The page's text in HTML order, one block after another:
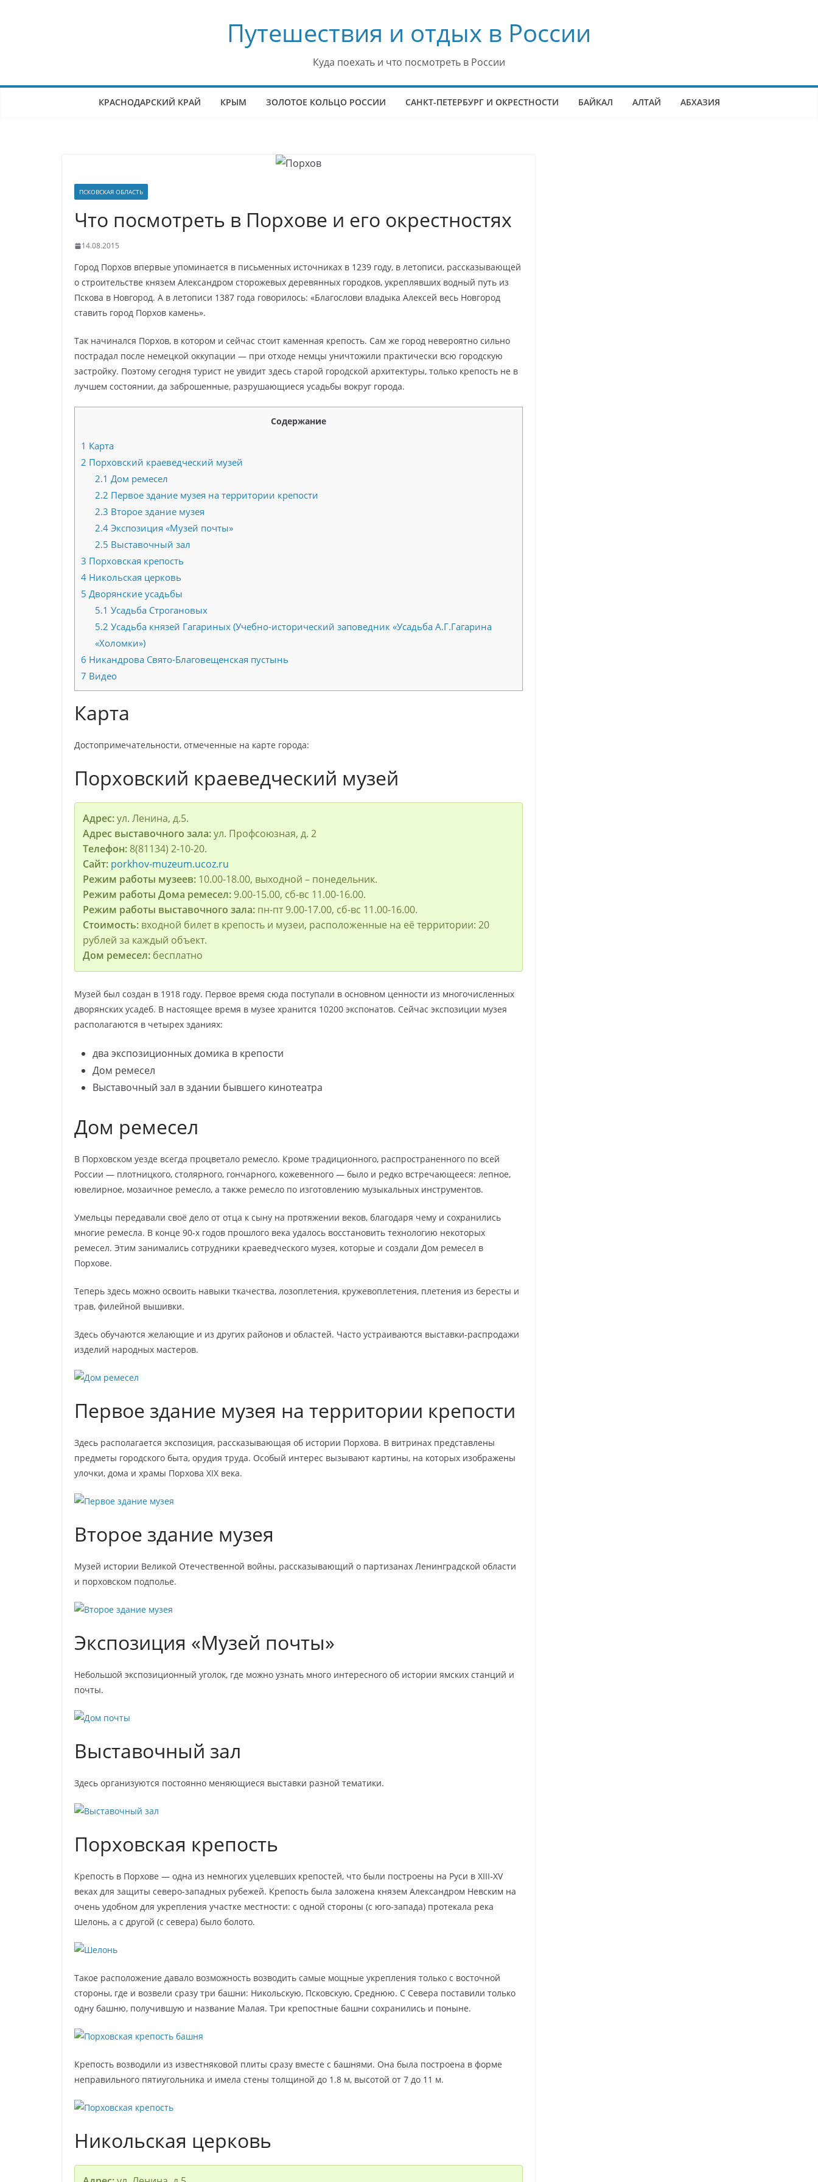
Путешествия и отдых в России
Куда поехать и что посмотреть в России
КРАСНОДАРСКИЙ КРАЙ КРЫМ ЗОЛОТОЕ КОЛЬЦО РОССИИ САНКТ-ПЕТЕРБУРГ И ОКРЕСТНОСТИ БАЙКАЛ АЛТАЙ АБХАЗИЯ
ПСКОВСКАЯ ОБЛАСТЬ
Что посмотреть в Порхове и его окрестностях
14.08.2015
Город Порхов впервые упоминается в письменных источниках в 1239 году, в летописи, рассказывающей
о строительстве князем Александром сторожевых деревянных городков, укреплявших водный путь из
Пскова в Новгород. А в летописи 1387 года говорилось: «Благослови владыка Алексей весь Новгород
ставить город Порхов камень».
Так начинался Порхов, в котором и сейчас стоит каменная крепость. Сам же город невероятно сильно
пострадал после немецкой оккупации — при отходе немцы уничтожили практически всю городскую
застройку. Поэтому сегодня турист не увидит здесь старой городской архитектуры, только крепость не в
лучшем состоянии, да заброшенные, разрушающиеся усадьбы вокруг города.
Содержание
1 Карта
2 Порховский краеведческий музей
2.1 Дом ремесел
2.2 Первое здание музея на территории крепости
2.3 Второе здание музея
2.4Экспозиция «Музей почты»
2.5 Выставочный зал
3 Порховская крепость
4 Никольская церковь
5 Дворянские усадьбы
5.1 Усадьба Строгановых
5.2 Усадьба князей Гагариных (Учебно-исторический заповедник «Усадьба А.Г.Гагарина
«Холомки»)
6 Никандрова Свято-Благовещенская пустынь
7 Видео
Карта
Достопримечательности, отмеченные на карте города:
Порховский краеведческий музей
Адрес:ул. Ленина, д.5.
Адрес выставочного зала:ул. Профсоюзная, д. 2
Телефон:8(81134) 2-10-20.
Сайт: porkhov-muzeum.ucoz.ru
Режим работы музеев:10.00-18.00, выходной – понедельник.
Режим работы Дома ремесел:9.00-15.00, сб-вс 11.00-16.00.
Режим работы выставочного зала:пн-пт 9.00-17.00, сб-вс 11.00-16.00.
Стоимость:входной билет в крепость и музеи, расположенные на её территории: 20
рублей за каждый объект.
Дом ремесел:бесплатно
Музей был создан в 1918 году. Первое время сюда поступали в основном ценности из многочисленных
дворянских усадеб. В настоящее время в музее хранится 10200 экспонатов. Сейчас экспозиции музея
располагаются в четырех зданиях:
два экспозиционных домика в крепости
Дом ремесел
Выставочный зал в здании бывшего кинотеатра
Дом ремесел
В Порховском уезде всегда процветало ремесло. Кроме традиционного, распространенного по всей
России — плотницкого, столярного, гончарного, кожевенного — было и редко встречающееся: лепное,
ювелирное, мозаичное ремесло, а также ремесло по изготовлению музыкальных инструментов.
Умельцы передавали своё дело от отца к сыну на протяжении веков, благодаря чему и сохранились
многие ремесла. В конце 90-х годов прошлого века удалось восстановить технологию некоторых
ремесел. Этим занимались сотрудники краеведческого музея, которые и создали Дом ремесел в
Порхове.
Теперь здесь можно освоить навыки ткачества, лозоплетения, кружевоплетения, плетения из бересты и
трав, филейной вышивки.
Здесь обучаются желающие и из других районов и областей. Часто устраиваются выставки-распродажи
изделий народных мастеров.
Первое здание музея на территории крепости
Здесь располагается экспозиция, рассказывающая об истории Порхова. В витринах представлены
предметы городского быта, орудия труда. Особый интерес вызывают картины, на которых изображены
улочки, дома и храмы Порхова XIX века.
Второе здание музея
Музей истории Великой Отечественной войны, рассказывающий о партизанах Ленинградской области
и порховском подполье.
Экспозиция «Музей почты»
Небольшой экспозиционный уголок, где можно узнать много интересного об истории ямских станций и
почты.
Выставочный зал
Здесь организуются постоянно меняющиеся выставки разной тематики.
Порховская крепость
Крепость в Порхове — одна из немногих уцелевших крепостей, что были построены на Руси в XIII-XV
веках для защиты северо-западных рубежей. Крепость была заложена князем Александром Невским на
очень удобном для укрепления участке местности: с одной стороны (с юго-запада) протекала река
Шелонь, а с другой (с севера) было болото.
Такое расположение давало возможность возводить самые мощные укрепления только с восточной
стороны, где и возвели сразу три башни: Никольскую, Псковскую, Среднюю. С Севера поставили только
одну башню, получившую и название Малая. Три крепостные башни сохранились и поныне.
Крепость возводили из известняковой плиты сразу вместе с башнями. Она была построена в форме
неправильного пятиугольника и имела стены толщиной до 1.8 м, высотой от 7 до 11 м.
Никольская церковь